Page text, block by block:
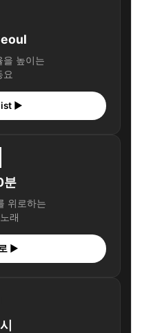
가요?
을 높이는
요
▶
분
위로하는
래
▶